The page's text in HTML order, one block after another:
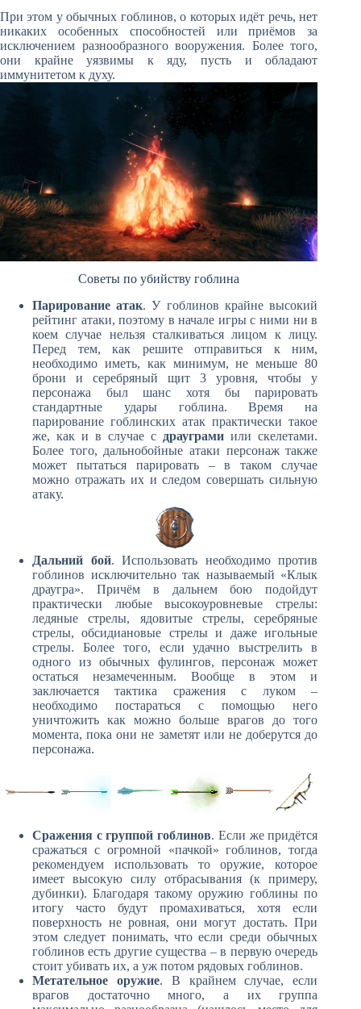
При этом у обычных гоблинов, о которых идёт речь, нет
никаких особенных способностей или приёмов за
исключением разнообразного вооружения. Более того,
они крайне уязвимы к яду, пусть и обладают
иммунитетом к духу.
Советы по убийству гоблина
Парирование атак. У гоблинов крайне высокий
рейтинг атаки, поэтому в начале игры с ними ни в
коем случае нельзя сталкиваться лицом к лицу.
Перед тем, как решите отправиться к ним,
необходимо иметь, как минимум, не меньше 80
брони и серебряный щит 3 уровня, чтобы у
персонажа был шанс хотя бы парировать
стандартные удары гоблина. Время на
парирование гоблинских атак практически такое
же, как и в случае с драуграми или скелетами.
Более того, дальнобойные атаки персонаж также
может пытаться парировать – в таком случае
можно отражать их и следом совершать сильную
атаку.
Дальний бой. Использовать необходимо против
гоблинов исключительно так называемый «Клык
драугра». Причём в дальнем бою подойдут
практически любые высокоуровневые стрелы:
ледяные стрелы, ядовитые стрелы, серебряные
стрелы, обсидиановые стрелы и даже игольные
стрелы. Более того, если удачно выстрелить в
одного из обычных фулингов, персонаж может
остаться незамеченным. Вообще в этом и
заключается тактика сражения с луком –
необходимо постараться с помощью него
уничтожить как можно больше врагов до того
момента, пока они не заметят или не доберутся до
персонажа.
Сражения с группой гоблинов. Если же придётся
сражаться с огромной «пачкой» гоблинов, тогда
рекомендуем использовать то оружие, которое
имеет высокую силу отбрасывания (к примеру,
дубинки). Благодаря такому оружию гоблины по
итогу часто будут промахиваться, хотя если
поверхность не ровная, они могут достать. При
этом следует понимать, что если среди обычных
гоблинов есть другие существа – в первую очередь
стоит убивать их, а уж потом рядовых гоблинов.
Метательное оружие. В крайнем случае, если
врагов достаточно много, а их группа